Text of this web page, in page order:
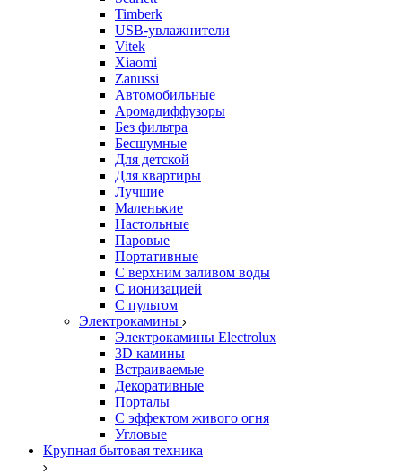
Timberk
USB-увлажнители
Vitek
Xiaomi
Zanussi
Автомобильные
Аромадиффузоры
Без фильтра
Бесшумные
Для детской
Для квартиры
Лучшие
Маленькие
Настольные
Паровые
Портативные
С верхним заливом воды
С ионизацией
С пультом
Электрокамины
Электрокамины Electrolux
3D камины
Встраиваемые
Декоративные
Порталы
С эффектом живого огня
Угловые
Крупная бытовая техника